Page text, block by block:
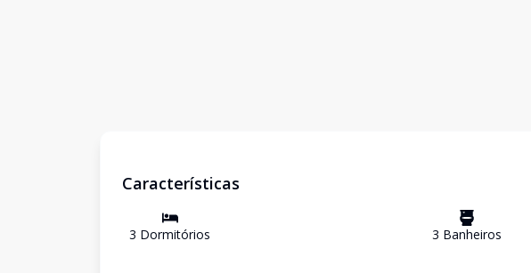
Características
3 Dormitórios 3 Banheiros